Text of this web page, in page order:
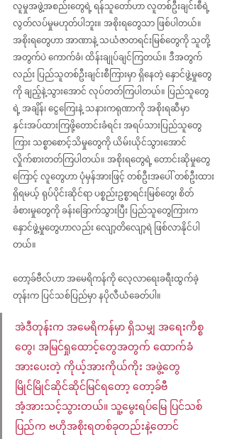
လူမှုအဖွဲ့အစည်းတွေရဲ့ ရန်သူတော်ဟာ လူတစ်ဦးချင်းစီရဲ့
လွတ်လပ်မှုမဟုတ်ပါဘူး။ အစိုးရတွေသာ ဖြစ်ပါတယ်။
အစိုးရတွေဟာ အာဏာနဲ့ သယံဇာတရင်းမြစ်တွေကို သူတို့
အတွက်ပဲ ကောက်ခံ၊ ထိန်းချုပ်ချင်ကြတယ်။ ဒီအတွက်
လည်း ပြည်သူတစ်ဦးချင်းစီကြားမှာ ရှိနေတဲ့ နှောင်ဖွဲ့မှုတွေ
ကို ချည့်နဲ့သွားအောင် လုပ်တတ်ကြပါတယ်။ ပြည်သူတွေ
ရဲ့ အချိန်၊ ငွေကြေးနဲ့ သနားကရုဏာကို အစိုးရဆီမှာ
နှင်းအပ်ထားကြဖို့တောင်းခံရင်း အရပ်သားပြည်သူတွေ
ကြား သစ္စာစောင့်သိမှုတွေကို ယိမ်းယိုင်သွားအောင်
လှိုက်စားတတ်ကြပါတယ်။ အစိုးရတွေရဲ့ တောင်းဆိုမှုတွေ
ကြောင့် လူတွေဟာ ပုံမှန်အားဖြင့် တစ်ဦးအပေါ် တစ်ဦးထား
ရှိရမယ့် ရုပ်ပိုင်းဆိုင်ရာ ပစ္စည်းဥစ္စာရင်းမြစ်တွေ၊ စိတ်
ခံစားမှုတွေကို ခန်းခြောက်သွားပြီး ပြည်သူတွေကြားက
နှောင်ဖွဲ့မှုတွေဟာလည်း လျော့တိလျော့ရဲ ဖြစ်လာနိုင်ပါ
တယ်။
တော့ခ်ဗီလ်ဟာ အမေရိကန်ကို လေ့လာရေးခရီးထွက်ခဲ့
တုန်းက ပြင်သစ်ပြည်မှာ နပိုလီယံခေတ်ပါ။
အဲဒီတုန်းက အမေရိကန်မှာ ရှိသမျှ အရေးကိစ္စ
တွေ၊ အမြင်ရှုထောင့်တွေအတွက် ထောက်ခံ
အားပေးတဲ့ ကိုယ့်အားကိုယ်ကိုး အဖွဲ့တွေ
မြိုင်မြိုင်ဆိုင်ဆိုင်မြင်ရတော့ တော့ခ်ဗီ
အံ့အားသင့်သွားတယ်။ သူ့မွေးရပ်မြေ ပြင်သစ်
ပြည်က ဗဟိုအစိုးရတစ်ခုတည်းနဲ့တောင်